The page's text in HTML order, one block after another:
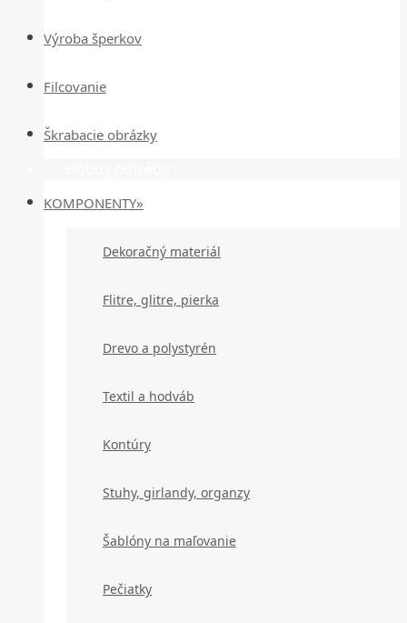
Výroba šperkov
Filcovanie
Škrabacie obrázky
KOMPONENTY»
Dekoračný materiál
Flitre, glitre, pierka
Drevo a polystyrén
Textil a hodváb
Kontúry
Stuhy, girlandy, organzy
Šablóny na maľovanie
Pečiatky